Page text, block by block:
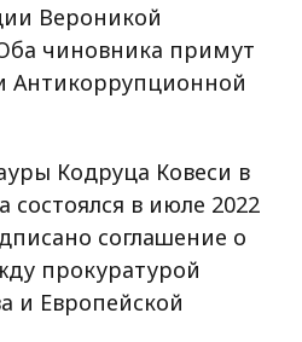
Вероникой
чиновника примут
Антикоррупционной
Кодруца Ковеси в
состоялся в июле 2022
соглашение о
прокуратурой
и Европейской